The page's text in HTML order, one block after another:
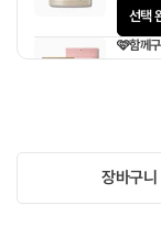
선택
🩷함께
장바구니